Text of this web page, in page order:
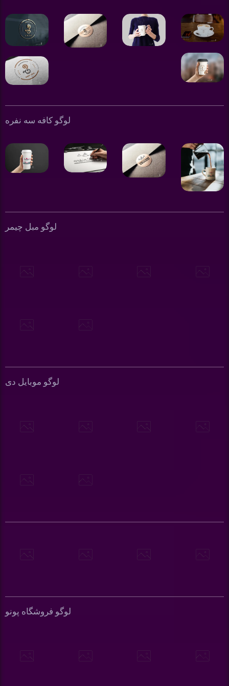
لوگو کافه سه نفره
لوگو مبل چیمر
لوگو موبایل دی
لوگو فروشگاه پونو